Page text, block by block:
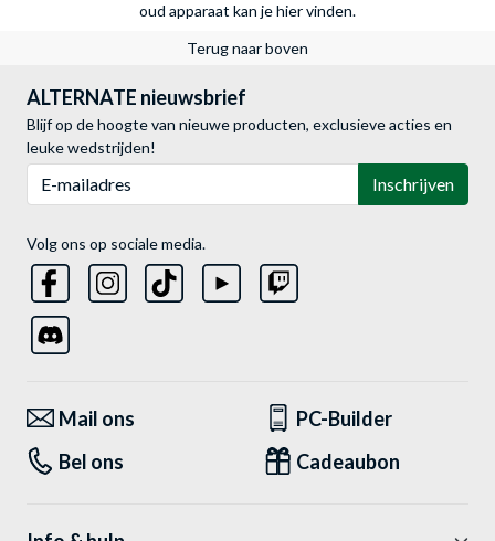
oud apparaat kan je hier vinden.
Terug naar boven
ALTERNATE nieuwsbrief
Blijf op de hoogte van nieuwe producten, exclusieve acties en
leuke wedstrijden!
Inschrijven
Volg ons op sociale media.
Mail ons
PC-Builder
Bel ons
Cadeaubon